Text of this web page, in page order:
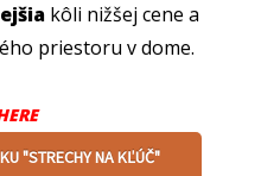
kôli nižšej cene a
priestoru v dome.
"STRECHY NA KĽÚČ"